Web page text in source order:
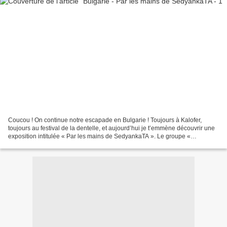
Coucou ! On continue notre escapade en Bulgarie ! Toujours à Kalofer,
toujours au festival de la dentelle, et aujourd’hui je t’emmène découvrir une
exposition intitulée « Par les mains de SedyankaTA ». Le groupe «